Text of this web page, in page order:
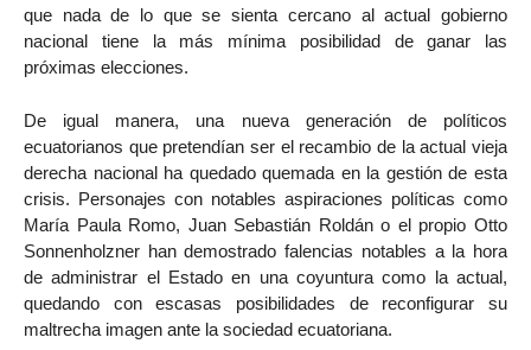
que nada de lo que se sienta cercano al actual gobierno
nacional tiene la más mínima posibilidad de ganar las
próximas elecciones.
De igual manera, una nueva generación de políticos
ecuatorianos que pretendían ser el recambio de la actual vieja
derecha nacional ha quedado quemada en la gestión de esta
crisis. Personajes con notables aspiraciones políticas como
María Paula Romo, Juan Sebastián Roldán o el propio Otto
Sonnenholzner han demostrado falencias notables a la hora
de administrar el Estado en una coyuntura como la actual,
quedando con escasas posibilidades de reconfigurar su
maltrecha imagen ante la sociedad ecuatoriana.